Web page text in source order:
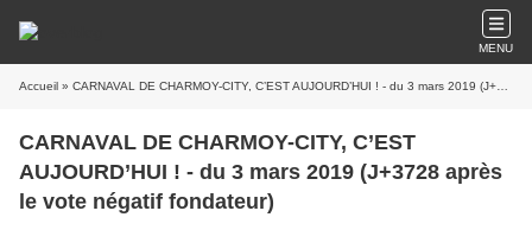
MENU
Accueil » CARNAVAL DE CHARMOY-CITY, C’EST AUJOURD’HUI ! - du 3 mars 2019 (J+3728 après le vote négatif fondateur)
CARNAVAL DE CHARMOY-CITY, C’EST
AUJOURD’HUI ! - du 3 mars 2019 (J+3728 après
le vote négatif fondateur)